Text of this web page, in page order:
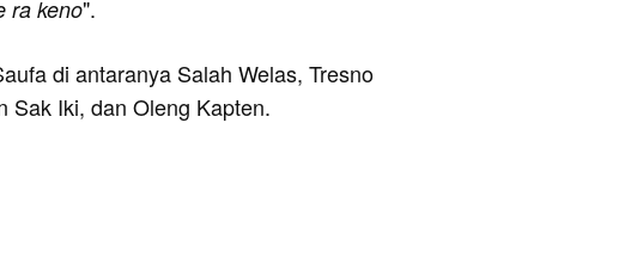
ra keno".
di antaranya Salah Welas, Tresno
Sak Iki, dan Oleng Kapten.